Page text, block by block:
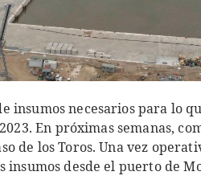
insumos necesarios para lo
En próximas semanas,
de los Toros. Una vez
insumos desde el puerto de